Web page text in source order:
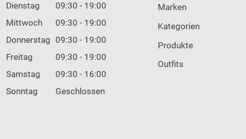
Dienstag
09:30 - 19:00
Mittwoch
09:30 - 19:00
Donnerstag 09:30 - 19:00
Freitag
09:30 - 19:00
Samstag
09:30 - 16:00
Sonntag
Geschlossen
Marken
Kategorien
Produkte
Outfits